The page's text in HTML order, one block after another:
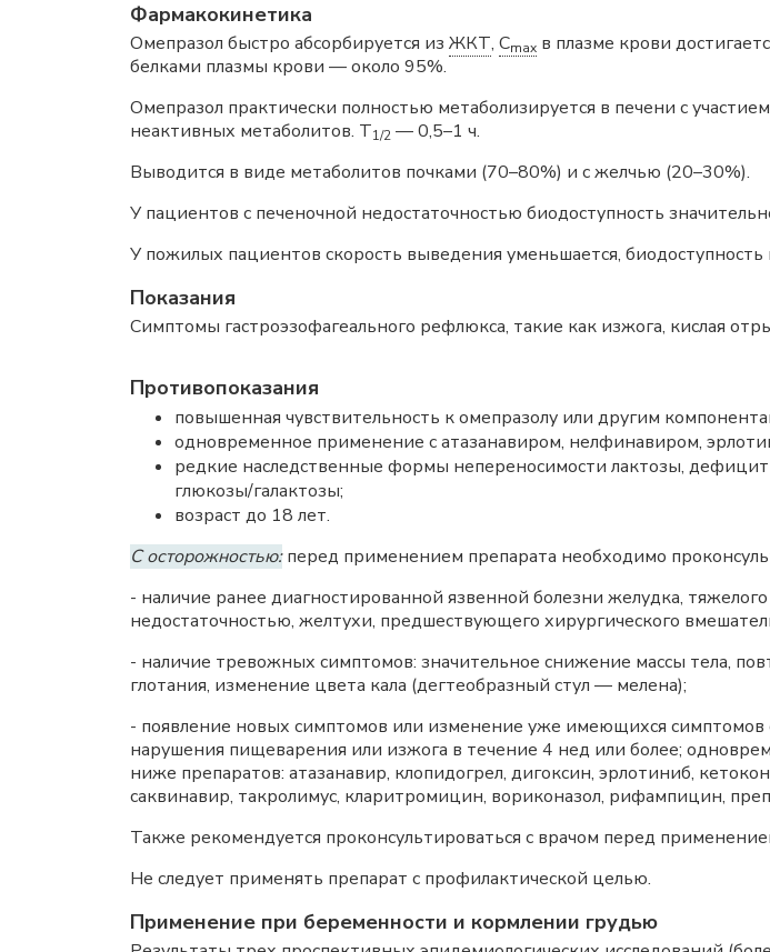
Фармакокинетика
Омепразол быстро абсорбируется из ЖКТ, Cmax в плазме крови
белками плазмы крови — около 95%.
Омепразол практически полностью метаболизируется в печени с
неактивных метаболитов. T1/2 — 0,5–1 ч.
Выводится в виде метаболитов почками (70–80%) и с желчью (20–30%).
У пациентов с печеночной недостаточностью биодоступность
У пожилых пациентов скорость выведения уменьшается, биодоступность
Показания
Симптомы гастроэзофагеального рефлюкса, такие как изжога, кислая
Противопоказания
повышенная чувствительность к омепразолу или другим
одновременное применение с атазанавиром, нелфинавиром,
редкие наследственные формы непереносимости лактозы,
глюкозы/галактозы;
возраст до 18 лет.
С осторожностью:перед применением препарата необходимо
- наличие ранее диагностированной язвенной болезни желудка,
недостаточностью, желтухи, предшествующего хирургического
- наличие тревожных симптомов: значительное снижение массы тела,
глотания, изменение цвета кала (дегтеобразный стул — мелена);
- появление новых симптомов или изменение уже имеющихся
нарушения пищеварения или изжога в течение 4 нед или более;
ниже препаратов: атазанавир, клопидогрел, дигоксин, эрлотиниб,
саквинавир, такролимус, кларитромицин, вориконазол, рифампицин,
Также рекомендуется проконсультироваться с врачом перед
Не следует применять препарат с профилактической целью.
Применение при беременности и кормлении грудью